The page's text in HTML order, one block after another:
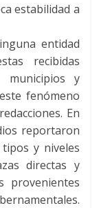
estabilidad a
entidad
recibidas
y
fenómeno
En
reportaron
y niveles
directas y
provenientes